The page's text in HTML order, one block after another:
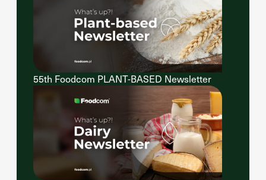
55th Foodcom PLANT-BASED Newsletter